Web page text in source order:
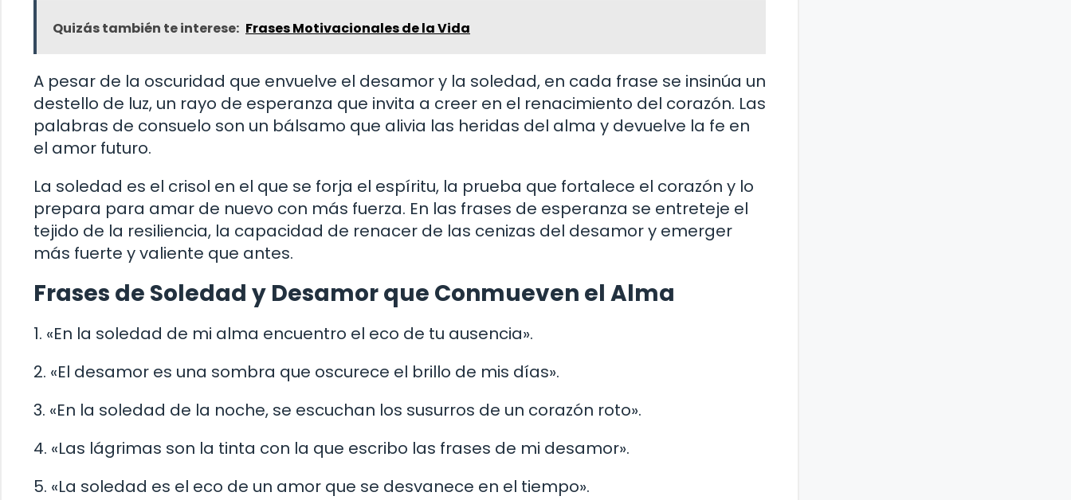
Quizás también te interese: Frases Motivacionales de la Vida
A pesar de la oscuridad que envuelve el desamor y la soledad, en cada frase se insinúa un
destello de luz, un rayo de esperanza que invita a creer en el renacimiento del corazón. Las
palabras de consuelo son un bálsamo que alivia las heridas del alma y devuelve la fe en
el amor futuro.
La soledad es el crisol en el que se forja el espíritu, la prueba que fortalece el corazón y lo
prepara para amar de nuevo con más fuerza. En las frases de esperanza se entreteje el
tejido de la resiliencia, la capacidad de renacer de las cenizas del desamor y emerger
más fuerte y valiente que antes.
Frases de Soledad y Desamor que Conmueven el Alma
1. «En la soledad de mi alma encuentro el eco de tu ausencia».
2. «El desamor es una sombra que oscurece el brillo de mis días».
3. «En la soledad de la noche, se escuchan los susurros de un corazón roto».
4. «Las lágrimas son la tinta con la que escribo las frases de mi desamor».
5. «La soledad es el eco de un amor que se desvanece en el tiempo».